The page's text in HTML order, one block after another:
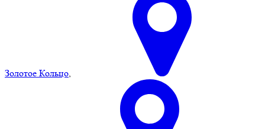
Золотое Кольцо,